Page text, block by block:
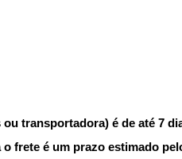
transportadora) é de até 7
frete é um prazo estimado